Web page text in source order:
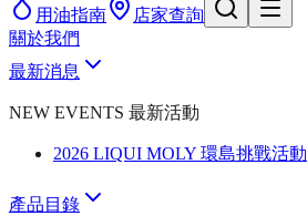
用油指南
店家查詢
關於我們
最新消息
NEW EVENTS 最新活動
2026 LIQUI MOLY 環島挑戰活動
產品目錄